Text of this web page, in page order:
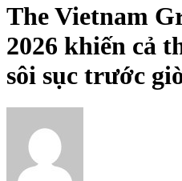
The Vietnam
2026 khiến cả
sôi sục trước